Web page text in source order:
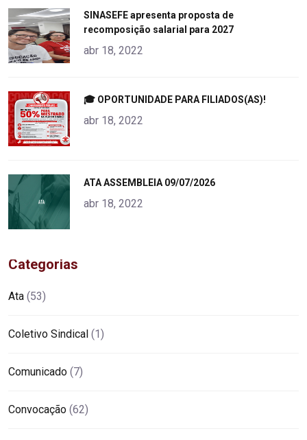
alt="product">
SINASEFE apresenta proposta de
recomposição salarial para 2027
abr 18, 2022
alt="product">
🎓 OPORTUNIDADE PARA FILIADOS(AS)!
abr 18, 2022
alt="product">
ATA ASSEMBLEIA 09/07/2026
abr 18, 2022
Categorias
Ata (53)
Coletivo Sindical (1)
Comunicado (7)
Convocação (62)